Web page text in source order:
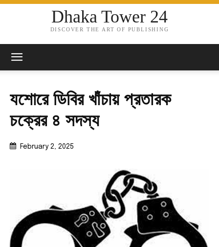
Dhaka Tower 24
DISCOVER THE ART OF PUBLISHING
যশোরে ডিবির খাঁচায় প্রতারক
চক্রের ৪ সদস্য
February 2, 2025